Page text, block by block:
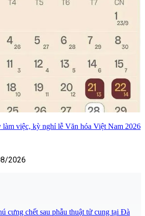
việc, kỳ nghỉ lễ Văn hóa Việt Nam 2026
2026
cưng chết sau phẫu thuật tử cung tại Đà